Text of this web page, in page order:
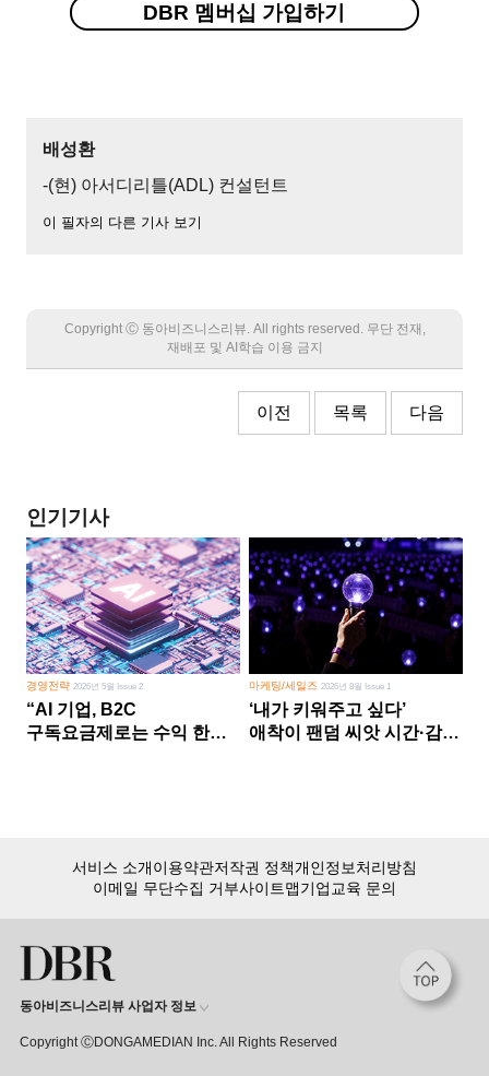
DBR 멤버십 가입하기
배성환
-(현) 아서디리틀(ADL) 컨설턴트
이 필자의 다른 기사 보기
Copyright Ⓒ 동아비즈니스리뷰. All rights reserved. 무단 전재,
재배포 및 AI학습 이용 금지
이전 목록 다음
인기기사
경영전략 2026년 5월 Issue 2
“AI 기업, B2C
구독요금제로는 수익 한계
마케팅/세일즈 2026년 8월 Issue 1
‘내가 키워주고 싶다’
애착이 팬덤 씨앗 시간·감정
서비스 소개이용약관저작권 정책개인정보처리방침
이메일 무단수집 거부사이트맵기업교육 문의
동아비즈니스리뷰 사업자 정보
Copyright ⒸDONGAMEDIAN Inc. All Rights Reserved